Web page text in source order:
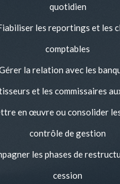
quotidien
les reportings et les
comptables
la relation avec les
et les commissaires
en œuvre ou consolider
contrôle de gestion
les phases de
cession